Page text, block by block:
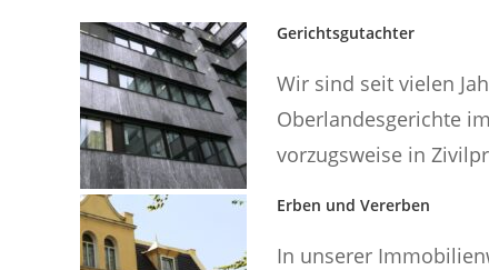
Gerichtsgutachter
Wir sind seit vielen
Oberlandesgerichte
vorzugsweise in
Erben und Vererben
In unserer